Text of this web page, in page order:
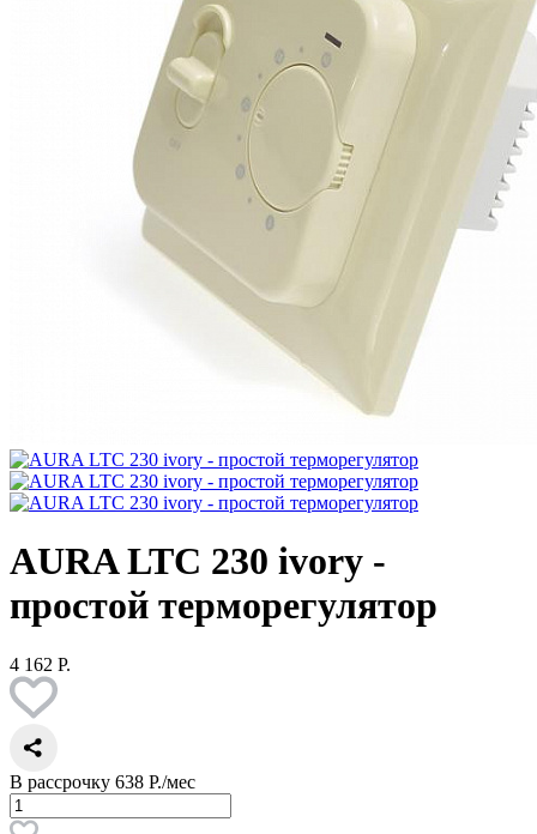
AURA LTC 230 ivory -
простой терморегулятор
4 162 Р.
В рассрочку 638 Р./мес